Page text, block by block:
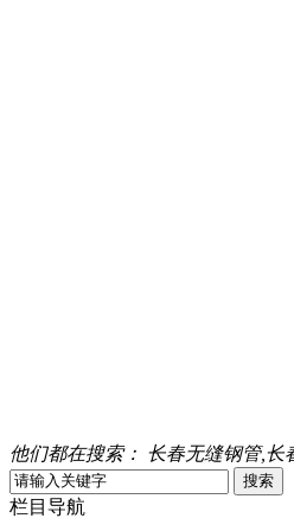
他们都在搜索： 长春无缝钢管,长
栏目导航